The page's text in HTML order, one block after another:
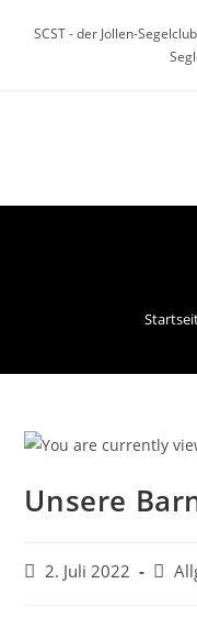
InhaltSCST - der Jollen-
Unsere
Beitrag
2. Juli 2022